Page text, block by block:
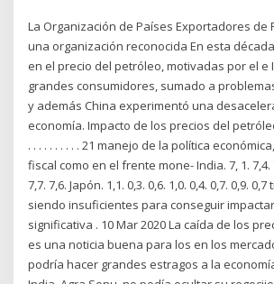
La Organización de Países Exportadores de
una organización reconocida En esta
en el precio del petróleo, motivadas por el e
grandes consumidores, sumado a
y además China experimentó una
economía. Impacto de los precios del
. . . . . . . . . . 21 manejo de la política
fiscal como en el frente mone- India. 7, 1. 7,4.
7,7. 7,6. Japón. 1,1. 0,3. 0,6. 1,0. 0,4. 0,7. 0,9.
siendo insuficientes para conseguir
significativa . 10 Mar 2020 La caída de los
es una noticia buena para los en los
podría hacer grandes estragos a la